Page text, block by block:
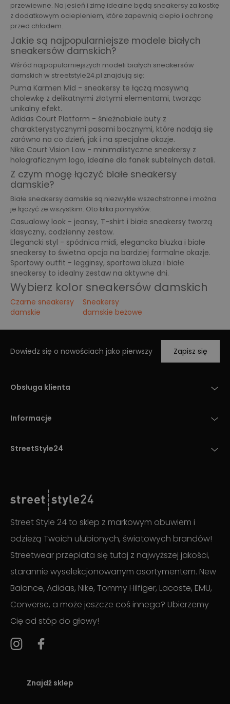
przewiewne. Na jesień i zimę idealne będą sneakersy za kostkę
z dodatkowym ociepleniem, które zapewnią ciepło i ochronę
przed chłodem.
Jakie są najpopularniejsze modele białych
sneakersów damskich?
Wśród najpopularniejszych modeli białych sneakersów
damskich w streetstyle24.pl znajdują się:
Puma Karmen Mid - sneakersy te łączą masywną
cholewkę z delikatnymi złotymi elementami, tworząc
unikalny efekt.
Adidas Court Platform - śnieżnobiałe buty z
charakterystycznymi pasami bocznymi, które nadają się
zarówno na co dzień, jak i na specjalne okazje.
Nike Court Vision Low - minimalistyczne sneakersy z
holograficznym logo, idealne dla fanek subtelnych detali.
Z czym mogę łączyć białe sneakersy
damskie?
Białe sneakersy damskie są niezwykle wszechstronne i można
je łączyć ze wszystkim. Oto kilka pomysłów.
Casualowy look - jeansy, T-shirt i białe sneakersy tworzą
klasyczny, codzienny zestaw.
Elegancki styl - spódnica midi, elegancka bluzka i białe
sneakersy to świetna opcja na bardziej formalne okazje.
Sportowy outfit - legginsy, sportowa bluza i białe
sneakersy to idealny zestaw na aktywne dni.
Wybierz kolor sneakersów damskich
Czarne sneakersy
damskie
Sneakersy
damskie beżowe
Dowiedz się o nowościach jako pierwszy Zapisz się
Obsługa klienta
Informacje
StreetStyle24
Street Style 24 to sklep z markowym obuwiem i
odzieżą Twoich ulubionych, światowych brandów!
Streetwear przeplata się tutaj z najwyższej jakości,
starannie wyselekcjonowanym asortymentem. New
Balance, Adidas, Nike, Tommy Hilfiger, Lacoste, EMU,
Converse, a może jeszcze coś innego? Ubierzemy
Cię od stóp do głowy!
Znajdź sklep